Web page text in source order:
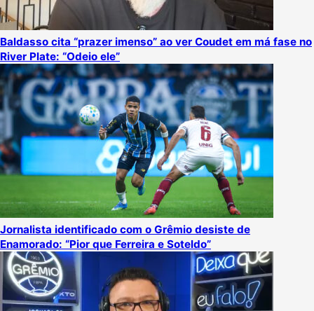
Baldasso cita “prazer imenso” ao ver Coudet em má fase no
River Plate: “Odeio ele”
Jornalista identificado com o Grêmio desiste de
Enamorado: “Pior que Ferreira e Soteldo”